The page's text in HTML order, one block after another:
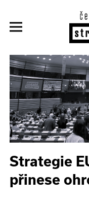
Strategie
přinese